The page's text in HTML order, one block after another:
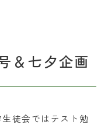
＆七夕企画
生徒会ではテスト勉